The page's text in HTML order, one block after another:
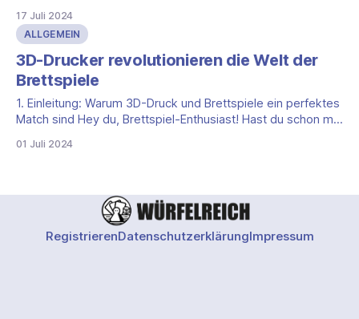
Vielfalt und Kreativität sind schier grenzenlos. Doch mit der
Vielzahl an Spielen kommt auch eine Vielzahl an
Spielanleitungen, die nicht immer leicht zu verstehen sind.
Hier
17 Juli 2024
ALLGEMEIN
3D-Drucker revolutionieren die Welt der
Brettspiele
1. Einleitung: Warum 3D-Druck und Brettspiele ein perfektes
Match sind Hey du, Brettspiel-Enthusiast! Hast du schon mal
machen? Oder vielleicht sogar dein ganz eigenes Spiel zu
01 Juli 2024
RegistrierenDatenschutzerklärungImpressum